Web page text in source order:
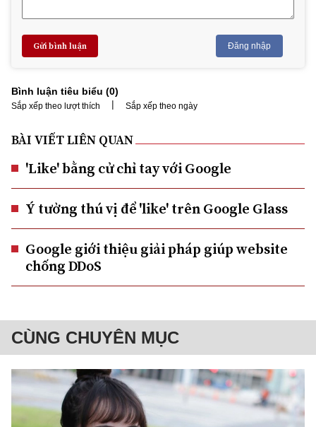
Gửi bình luận Đăng nhập
Bình luận tiêu biểu (0)
Sắp xếp theo lượt thích | Sắp xếp theo ngày
BÀI VIẾT LIÊN QUAN
'Like' bằng cử chỉ tay với Google
Ý tưởng thú vị để 'like' trên Google Glass
Google giới thiệu giải pháp giúp website
chống DDoS
CÙNG CHUYÊN MỤC